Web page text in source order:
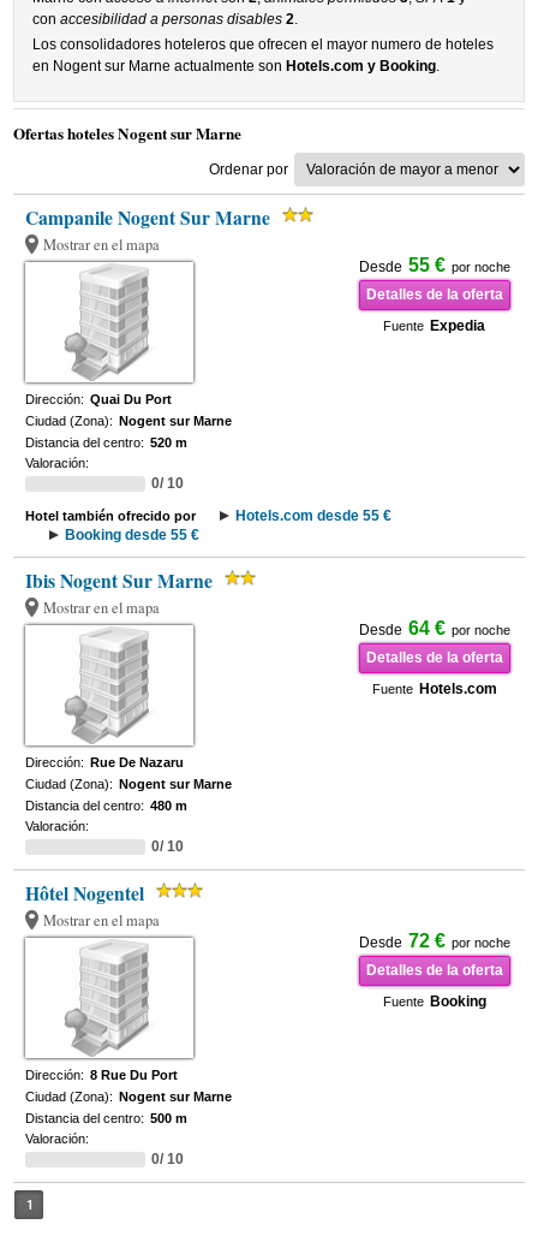
conaccesibilidad a personas disables 2.
Los consolidadores hoteleros que ofrecen el mayor numero de hoteles
en Nogent sur Marne actualmente son Hotels.com y Booking.
Ofertas hoteles Nogent sur Marne
Ordenar por
Campanile Nogent Sur Marne
Mostrar en el mapa
Desde 55 € por noche
Detalles de la oferta
Fuente Expedia
Dirección: Quai Du Port
Ciudad (Zona): Nogent sur Marne
Distancia del centro: 520 m
Valoración:
0/ 10
Hotel también ofrecido por
Hotels.com desde 55 €
Booking desde 55 €
Ibis Nogent Sur Marne
Mostrar en el mapa
Desde 64 € por noche
Detalles de la oferta
Fuente Hotels.com
Dirección: Rue De Nazaru
Ciudad (Zona): Nogent sur Marne
Distancia del centro: 480 m
Valoración:
0/ 10
Hôtel Nogentel
Mostrar en el mapa
Desde 72 € por noche
Detalles de la oferta
Fuente Booking
Dirección: 8 Rue Du Port
Ciudad (Zona): Nogent sur Marne
Distancia del centro: 500 m
Valoración:
0/ 10
1